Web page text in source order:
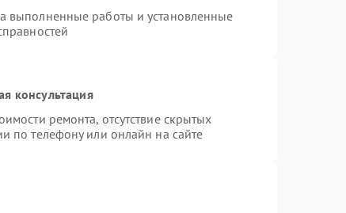
выполненные работы и установленные
консультация
ремонта, отсутствие скрытых
по телефону или онлайн на сайте